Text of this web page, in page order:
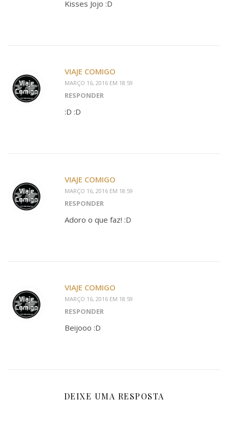
Kisses Jojo :D
VIAJE COMIGO
MARÇO 16, 2016 EM 18:59
RESPONDER
:D :D
VIAJE COMIGO
MARÇO 16, 2016 EM 18:59
RESPONDER
Adoro o que faz! :D
VIAJE COMIGO
MARÇO 16, 2016 EM 18:59
RESPONDER
Beijooo :D
DEIXE UMA RESPOSTA